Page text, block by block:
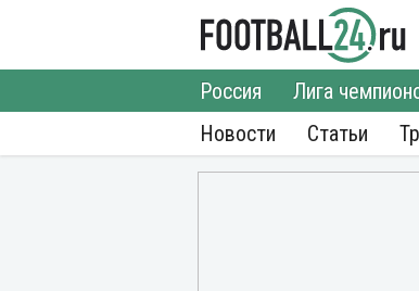
Новости
Россия Лига
Статьи